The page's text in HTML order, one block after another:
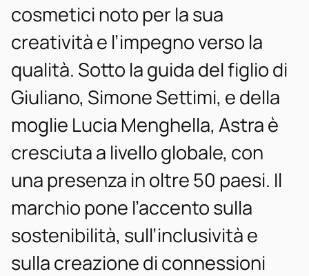
cosmetici noto per la sua
creatività e l’impegno verso la
qualità. Sotto la guida del figlio di
Giuliano, Simone Settimi, e della
moglie Lucia Menghella, Astra è
cresciuta a livello globale, con
una presenza in oltre 50 paesi. Il
marchio pone l’accento sulla
sostenibilità, sull’inclusività e
sulla creazione di connessioni